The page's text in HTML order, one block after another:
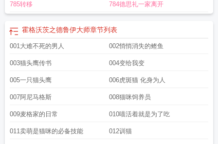
785转移 784德思礼一家离开
霍格沃茨之德鲁伊大师章节列表
001大难不死的男人 002悄悄消失的鲣鱼
003猫头鹰传书 004变给我变
005一只猫头鹰 006虎斑猫 化身为人
007阿尼马格斯 008猫咪饲养员
009麦格家的日常 010喵活着就是为了吃
011卖萌是猫咪的必备技能 012训猫